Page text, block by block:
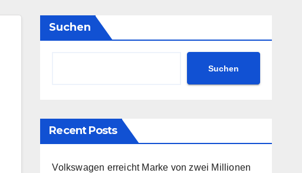
Suchen
Suchen
Recent Posts
Volkswagen erreicht Marke von zwei Millionen